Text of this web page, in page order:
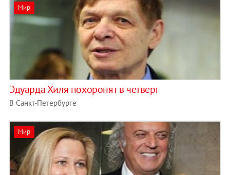
Мир
Эдуарда Хиля похоронят в четверг
В Санкт-Петербурге
Мир